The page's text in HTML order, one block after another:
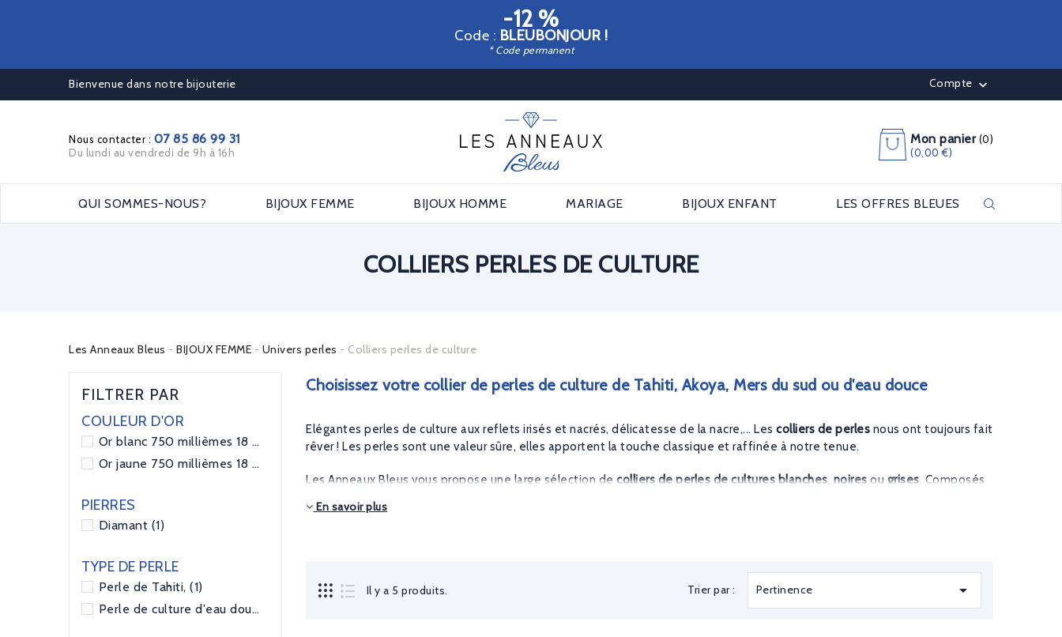
-12 %
Code : BLEUBONJOUR !
* Code permanent
Bienvenue dans notre bijouterie Compte 
Nous contacter : 07 85 86 99 31
Du lundi au vendredi de 9h à 16h
Mon panier (0)
(0,00 €)
QUI SOMMES-NOUS? BIJOUX FEMME BIJOUX HOMME MARIAGE BIJOUX ENFANT LES OFFRES BLEUES
COLLIERS PERLES DE CULTURE
Les Anneaux Bleus BIJOUX FEMME Univers perles Colliers perles de culture
FILTRER PAR
COULEUR D'OR
Or blanc 750 millièmes 18 carats
Or jaune 750 millièmes 18 carats
PIERRES
Diamant (1)
TYPE DE PERLE
Perle de Tahiti, (1)
Perle de culture d'eau douce,
Choisissez votre collier de perles de culture de Tahiti, Akoya, Mers du sud ou d'eau douce
Elégantes perles de culture aux reflets irisés et nacrés, délicatesse de la nacre,... Les colliers de perles nous ont toujours fait
rêver ! Les perles sont une valeur sûre, elles apportent la touche classique et raffinée à notre tenue.
Les Anneaux Bleus vous propose une large sélection de colliers de perles de cultures blanches, noires ou grises. Composés
tendance. Pour compléter votre parure, découvrez aussi sur notre bijouterie en ligne les
En savoir plus
Il y a 5 produits. Trier par : Pertinence 